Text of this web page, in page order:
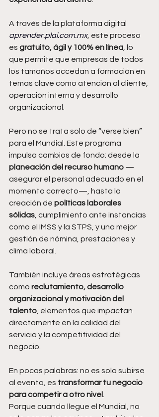
A través de la plataforma digital
aprender.plai.com.mx, este proceso
es gratuito, ágil y 100% en línea, lo
que permite que empresas de todos
los tamaños accedan a formación en
temas clave como atención al cliente,
operación interna y desarrollo
organizacional.
Pero no se trata solo de “verse bien”
para el Mundial. Este programa
impulsa cambios de fondo: desde la
planeación del recurso humano —
asegurar el personal adecuado en el
momento correcto—, hasta la
creación de políticas laborales
sólidas, cumplimiento ante instancias
como el IMSS y la STPS, y una mejor
gestión de nómina, prestaciones y
clima laboral.
También incluye áreas estratégicas
como reclutamiento, desarrollo
organizacional y motivación del
talento, elementos que impactan
directamente en la calidad del
servicio y la competitividad del
negocio.
En pocas palabras: no es solo subirse
al evento, es transformar tu negocio
para competir a otro nivel.
Porque cuando llegue el Mundial, no